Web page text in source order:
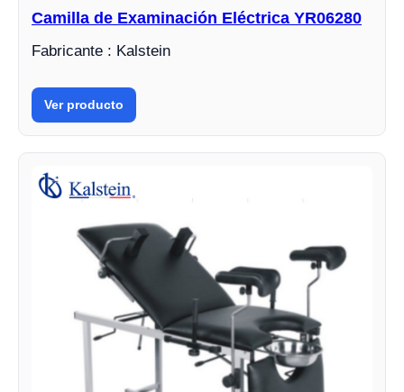
Camilla de Examinación Eléctrica YR06280
Fabricante : Kalstein
Ver producto